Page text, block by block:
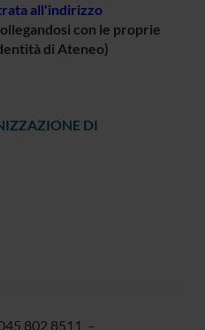
all'indirizzo
con le proprie
di Ateneo)
DI
802 8511 –